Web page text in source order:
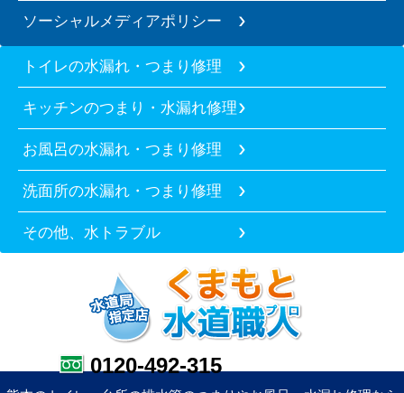
ソーシャルメディアポリシー
トイレの水漏れ・つまり修理
キッチンのつまり・水漏れ修理
お風呂の水漏れ・つまり修理
洗面所の水漏れ・つまり修理
その他、水トラブル
0120-492-315